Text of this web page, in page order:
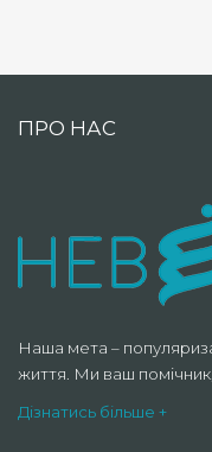
ПРО НАС
Наша мета –
життя. Ми ваш помічник,
Дізнатись більше +